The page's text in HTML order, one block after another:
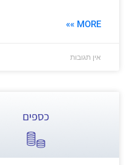
MORE »»
אין תגובות